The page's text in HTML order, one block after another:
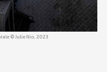
© Julie Nio, 2023